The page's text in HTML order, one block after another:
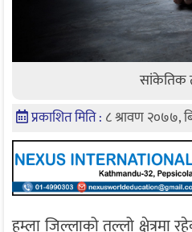
सांकेतिक
प्रकाशित मिति : ८ श्रावण २०७७,